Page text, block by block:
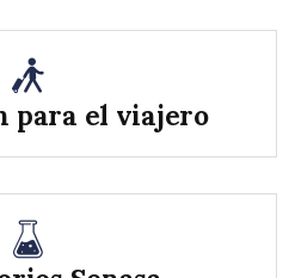
para el viajero